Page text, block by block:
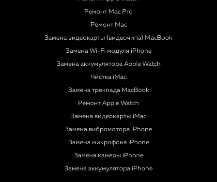
Ремонт Mac Pro
Ремонт Mac
Замена видеокарты (видеочипа) MacBook
Замена Wi-Fi модуля iPhone
Замена аккумулятора Apple Watch
Чистка iMac
Замена трекпада MacBook
Ремонт Apple Watch
Замена видеокарты iMac
Замена вибромотора iPhone
Замена микрофона iPhone
Замена камеры iPhone
Замена аккумулятора iPhone